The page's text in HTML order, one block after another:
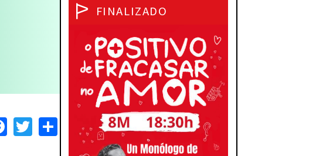
Facebook
TwitterShare
FINALIZADO